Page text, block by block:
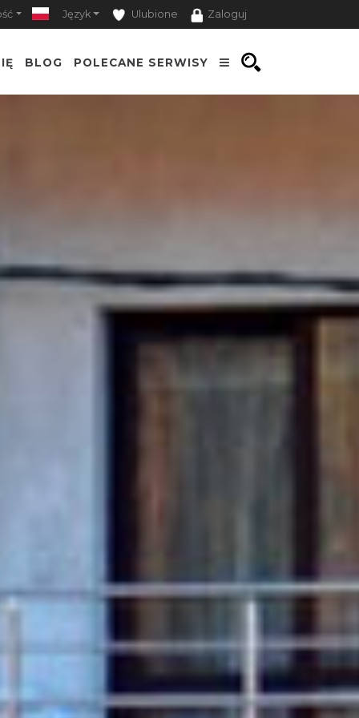
Język Ulubione Zaloguj
BLOG POLECANE SERWISY